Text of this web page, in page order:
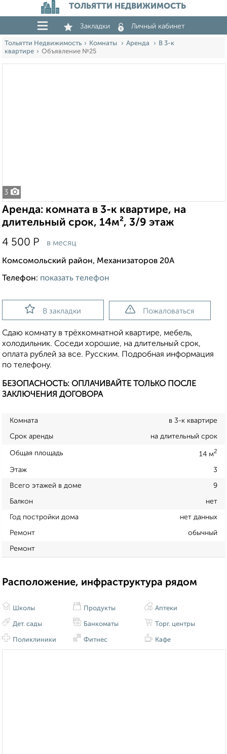
ТОЛЬЯТТИ НЕДВИЖИМОСТЬ
Закладки Личный кабинет
Тольятти Недвижимость Комнаты Аренда
В 3-к
квартире
Объявление №25
3
Аренда: комната в 3-к квартире, на
длительный срок, 14м², 3/9 этаж
4 500 Р в месяц
Комсомольский район, Механизаторов 20А
Телефон: показать телефон
В закладки Пожаловаться
Сдаю комнату в трёхкомнатной квартире, мебель,
холодильник. Соседи хорошие, на длительный срок,
оплата рублей за все. Русским. Подробная информация
по телефону.
БЕЗОПАСНОСТЬ: ОПЛАЧИВАЙТЕ ТОЛЬКО ПОСЛЕ
ЗАКЛЮЧЕНИЯ ДОГОВОРА
Комната в 3-к квартире
Срок аренды на длительный срок
Общая площадь 14 м2
Этаж 3
Всего этажей в доме 9
Балкон нет
Год постройки дома нет данных
Ремонт обычный
Ремонт
Расположение, инфраструктура рядом
Школы
Дет. сады
Поликлиники
Продукты
Банкоматы
Фитнес
Аптеки
Торг. центры
Кафе